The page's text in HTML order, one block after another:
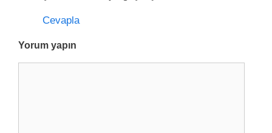
Cevapla
Yorum yapın